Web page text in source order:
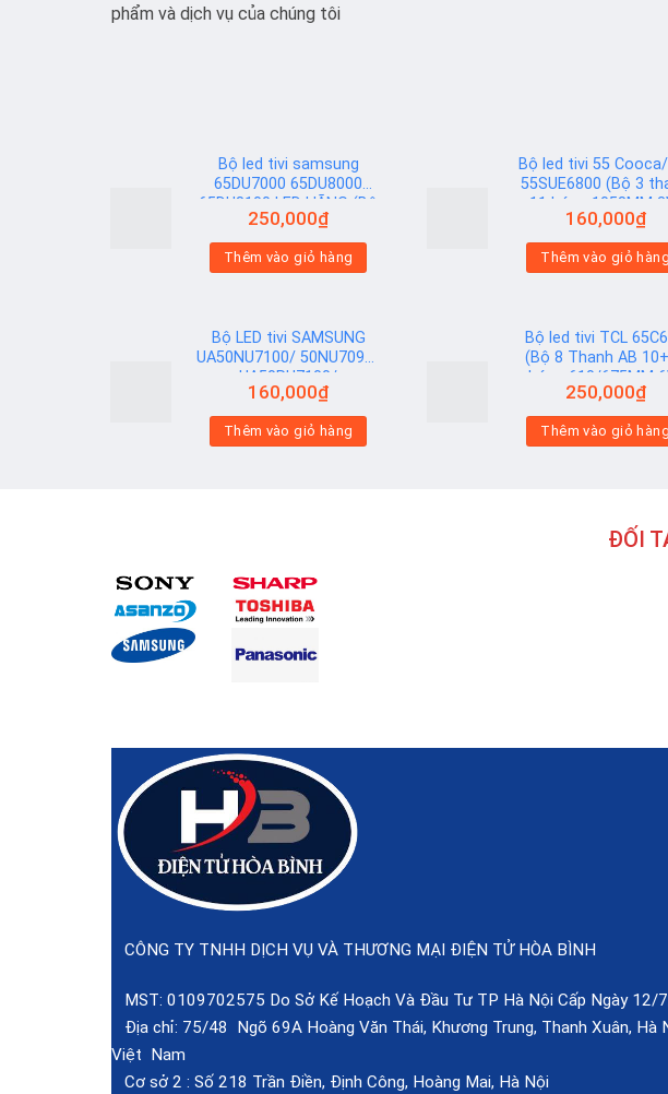
phẩm và dịch vụ của chúng tôi
Bộ led tivi samsung
65DU7000 65DU8000
65DU8100 LED HÃNG (Bộ
6 Thanh AB)
250,000₫
Thêm vào giỏ hàng
Bộ led tivi 55
55SUE6800 (Bộ 3
11 bóng 1058MM
160,000₫
Thêm vào giỏ hàng
Bộ LED tivi SAMSUNG
UA50NU7100/ 50NU7090/
UA50RU7100/
UA50RU7200/
UA50RU7300 (2 thanh
viền 6V N2) Hạt Vuông
160,000₫
Thêm vào giỏ hàng
Bộ led tivi TCL
(Bộ 8 Thanh AB
bóng 610/675MM
250,000₫
Thêm vào giỏ hàng
ĐỐI
CÔNG TY TNHH DỊCH VỤ VÀ THƯƠNG MẠI ĐIỆN TỬ HÒA BÌNH
MST: 0109702575 Do Sở Kế Hoạch Và Đầu Tư TP Hà Nội Cấp Ngày 12/
Địa chỉ: 75/48 Ngõ 69A Hoàng Văn Thái, Khương Trung, Thanh Xuân, Hà
Việt Nam
Cơ sở 2 : Số 218 Trần Điền, Định Công, Hoàng Mai, Hà Nội